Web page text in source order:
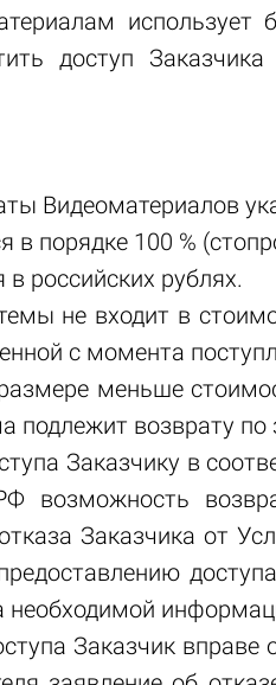
использует
доступ
Видеоматериалов
в порядке 100 %
российских рублях.
не входит в
с момента
меньше
подлежит возврату
Заказчику в
возможность
Заказчика от
необходимой
Заказчик вправе